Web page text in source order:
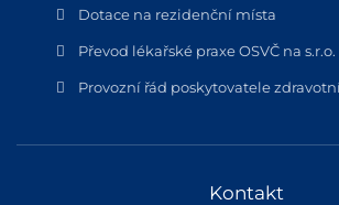
Dotace na rezidenční místa
Převod lékařské praxe OSVČ na s.r.o.
Provozní řád poskytovatele
Kontakt